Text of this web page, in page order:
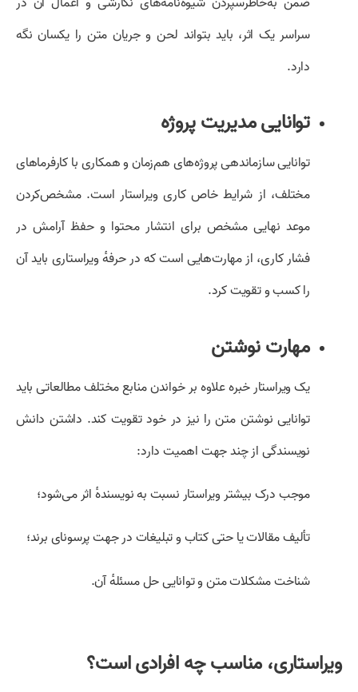
سراسر یک اثر، باید بتواند لحن و جریان متن را یکسان نگه
دارد.
توانایی مدیریت پروژه
توانایی سازماندهی پروژه‌های هم‌زمان و همکاری با کارفرماهای
مختلف، از شرایط خاص کاری ویراستار است. مشخص‌کردن
موعد نهایی مشخص برای انتشار محتوا و حفظ آرامش در
فشار کاری، از مهارت‌هایی است که در حرفهٔ ویراستاری باید آن
را کسب و تقویت کرد.
مهارت نوشتن
یک ویراستار خبره علاوه بر خواندن منابع مختلف مطالعاتی باید
توانایی نوشتن متن را نیز در خود تقویت کند. داشتن دانش
نویسندگی از چند جهت اهمیت دارد:
موجب درک بیشتر ویراستار نسبت به نویسندهٔ اثر می‌شود؛
تألیف مقالات یا حتی کتاب و تبلیغات در جهت پرسونای برند؛
شناخت مشکلات متن و توانایی حل مسئلهٔ آن.
ویراستاری، مناسب چه افرادی است؟